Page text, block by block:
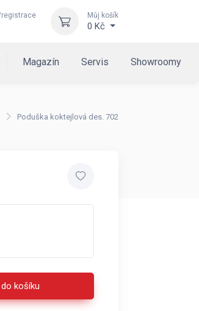
registrace Můj košík
0 Kč
Magazín Servis Showroomy
Poduška koktejlová des. 702
košíku